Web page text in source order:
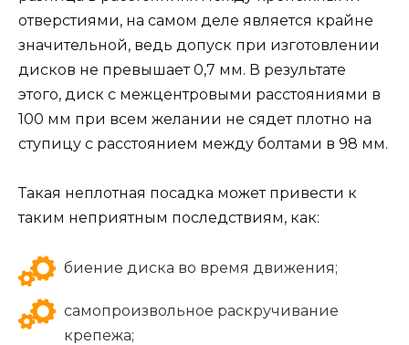
отверстиями, на самом деле является крайне
значительной, ведь допуск при изготовлении
дисков не превышает 0,7 мм. В результате
этого, диск с межцентровыми расстояниями в
100 мм при всем желании не сядет плотно на
ступицу с расстоянием между болтами в 98 мм.
Такая неплотная посадка может привести к
таким неприятным последствиям, как:
биение диска во время движения;
самопроизвольное раскручивание
крепежа;